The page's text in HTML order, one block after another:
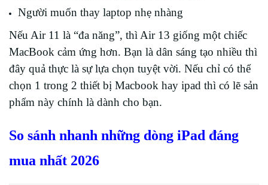
Người muốn thay laptop nhẹ nhàng
Nếu Air 11 là “đa năng”, thì Air 13 giống một chiếc
MacBook cảm ứng hơn. Bạn là dân sáng tạo nhiều thì
đây quả thực là sự lựa chọn tuyệt vời. Nếu chỉ có thể
chọn 1 trong 2 thiết bị Macbook hay ipad thì có lẽ sản
phẩm này chính là dành cho bạn.
So sánh nhanh những dòng iPad đáng
mua nhất 2026